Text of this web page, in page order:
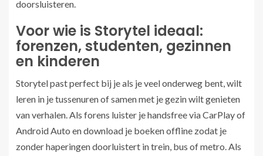
doorsluisteren.
Voor wie is Storytel ideaal:
forenzen, studenten, gezinnen
en kinderen
Storytel past perfect bij je als je veel onderweg bent, wilt
leren in je tussenuren of samen met je gezin wilt genieten
van verhalen. Als forens luister je handsfree via CarPlay of
Android Auto en download je boeken offline zodat je
zonder haperingen doorluistert in trein, bus of metro. Als